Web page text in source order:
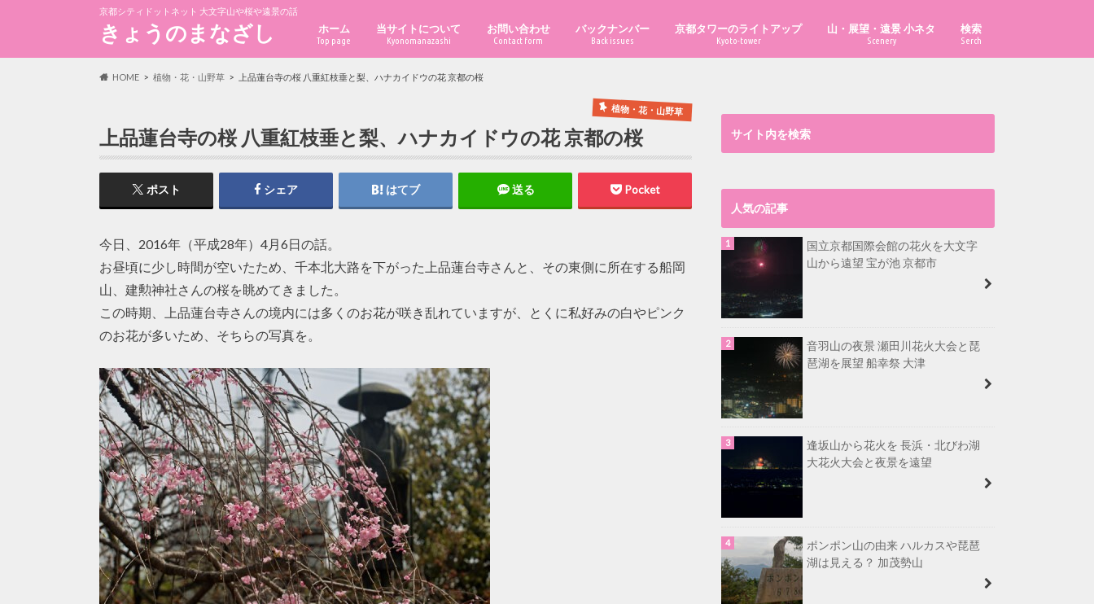
京都シティドットネット 大文字山や桜や遠景の話
きょうのまなざし ホーム
Top page
当サイトについて
Kyonomanazashi
お問い合わせ
Contact form
バックナンバー
Back issues
京都タワーのライトアップ
Kyoto-tower
山・展望・遠景 小ネタ
Scenery
検索
Serch
HOME 植物・花・山野草 上品蓮台寺の桜 八重紅枝垂と梨、ハナカイドウの花 京都の桜
植物・花・山野草
上品蓮台寺の桜 八重紅枝垂と梨、ハナカイドウの花 京都の桜
ポスト シェア はてブ 送る Pocket
今日、2016年（平成28年）4月6日の話。
お昼頃に少し時間が空いたため、千本北大路を下がった上品蓮台寺さんと、その東側に所在する船岡
山、建勲神社さんの桜を眺めてきました。
この時期、上品蓮台寺さんの境内には多くのお花が咲き乱れていますが、とくに私好みの白やピンク
のお花が多いため、そちらの写真を。
サイト内を検索
人気の記事
国立京都国際会館の花火を大文字
山から遠望 宝が池 京都市
音羽山の夜景 瀬田川花火大会と琵
琶湖を展望 船幸祭 大津
逢坂山から花火を 長浜・北びわ湖
大花火大会と夜景を遠望
ポンポン山の由来 ハルカスや琵琶
湖は見える？ 加茂勢山